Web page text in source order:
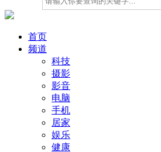
首页
频道
科技
摄影
影音
电脑
手机
居家
娱乐
健康